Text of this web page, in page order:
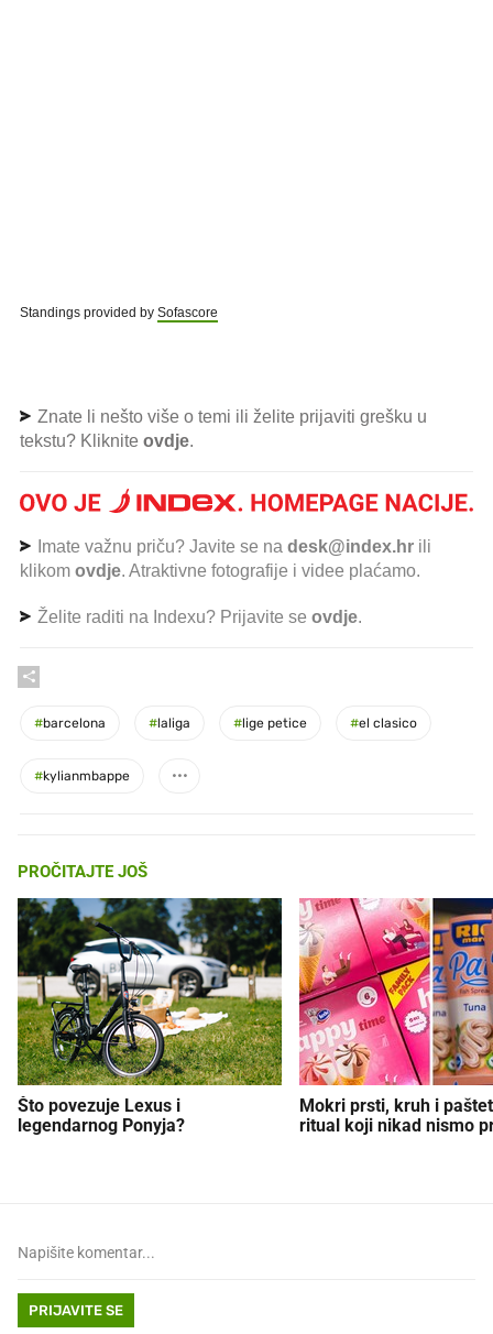
Standings provided by Sofascore
Znate li nešto više o temi ili želite prijaviti grešku u
tekstu? Kliknite ovdje.
Imate važnu priču? Javite se na desk@index.hr ili
klikom ovdje. Atraktivne fotografije i videe plaćamo.
Želite raditi na Indexu? Prijavite se ovdje.
#barcelona #laliga #lige petice #el clasico
#kylianmbappe
PROČITAJTE JOŠ
Što povezuje Lexus i
legendarnog Ponyja?
Mokri prsti, kruh i
ritual koji nikad nismo
PRIJAVITE SE